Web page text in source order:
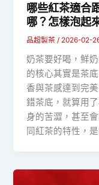
哪些紅茶適合
哪？怎樣泡起
品超製茶 / 2026-02-
奶茶要好喝，鮮
的核心其實是茶
香與茶感達到完
錯茶底，就算用
身的苦澀，甚至
同紅茶的特性，